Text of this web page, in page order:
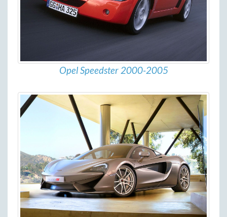
Opel Speedster 2000-2005